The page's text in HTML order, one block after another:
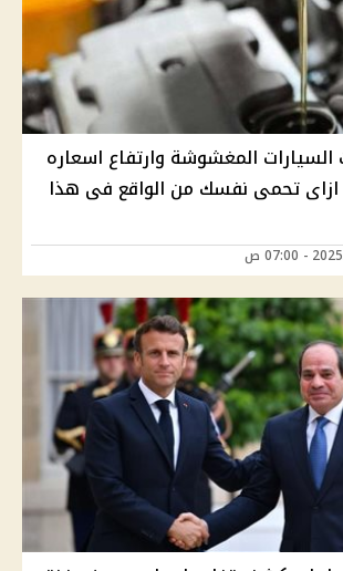
السيارات المغشوشة وارتفاع اسعاره
ازاى تحمى نفسك من الواقع فى هذا